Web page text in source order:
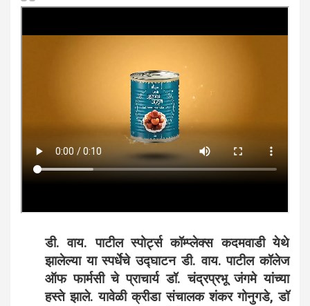
डी. वाय. पाटील स्पोर्ट्स कॉम्प्लेक्स कदमवाडी येथे
झालेल्या या स्पर्धेचे उद्घाटन डी. वाय. पाटील कॉलेज
ऑफ फार्मसी चे प्राचार्य डॉ. चंद्रप्रभू जंगमे यांच्या
हस्ते झाले. यावेळी क्रीडा संचालक शंकर गोनुगडे, डॉ